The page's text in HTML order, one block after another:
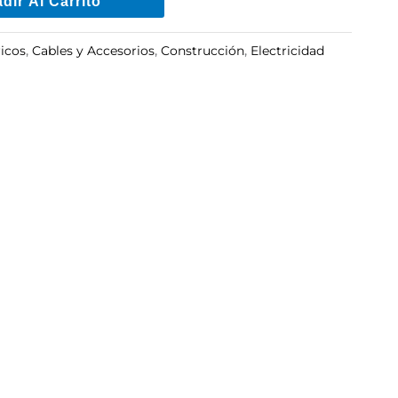
, Cables y Accesorios, Construcción, Electricidad